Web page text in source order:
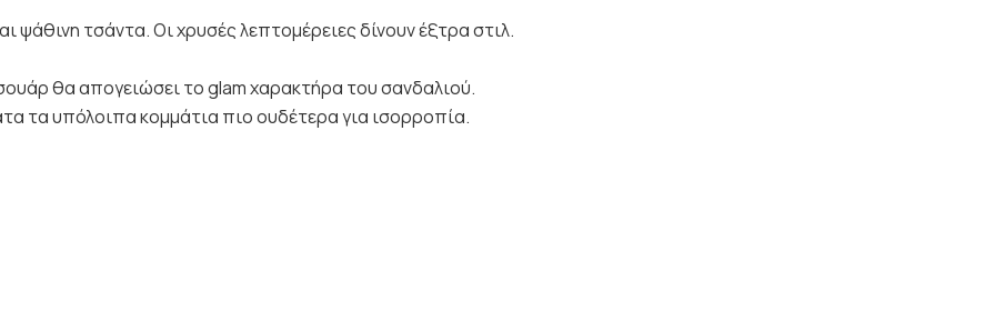
ψάθινη τσάντα. Οι χρυσές λεπτομέρειες δίνουν έξτρα στιλ.
θα απογειώσει το glam χαρακτήρα του σανδαλιού.
τα υπόλοιπα κομμάτια πιο ουδέτερα για ισορροπία.